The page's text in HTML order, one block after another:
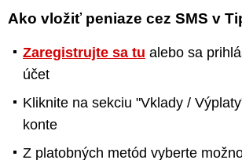
Ako vložiť peniaze cez SMS v
Zaregistrujte sa tu alebo sa
účet
Kliknite na sekciu "Vklady /
konte
Z platobných metód vyberte